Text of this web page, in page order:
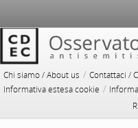
Chi siamo / About us / Contattaci /
Informativa estesa cookie /